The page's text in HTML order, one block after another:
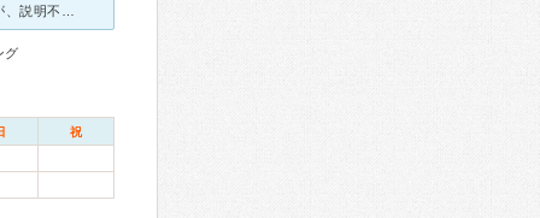
グ
祝